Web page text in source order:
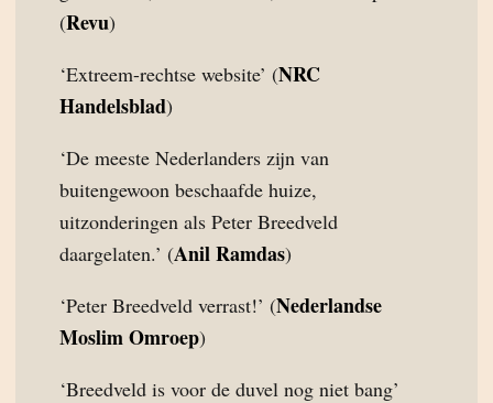
(Revu)
‘Extreem-rechtse website’ (NRC
Handelsblad)
‘De meeste Nederlanders zijn van
buitengewoon beschaafde huize,
uitzonderingen als Peter Breedveld
daargelaten.’ (Anil Ramdas)
‘Peter Breedveld verrast!’ (Nederlandse
Moslim Omroep)
‘Breedveld is voor de duvel nog niet bang’